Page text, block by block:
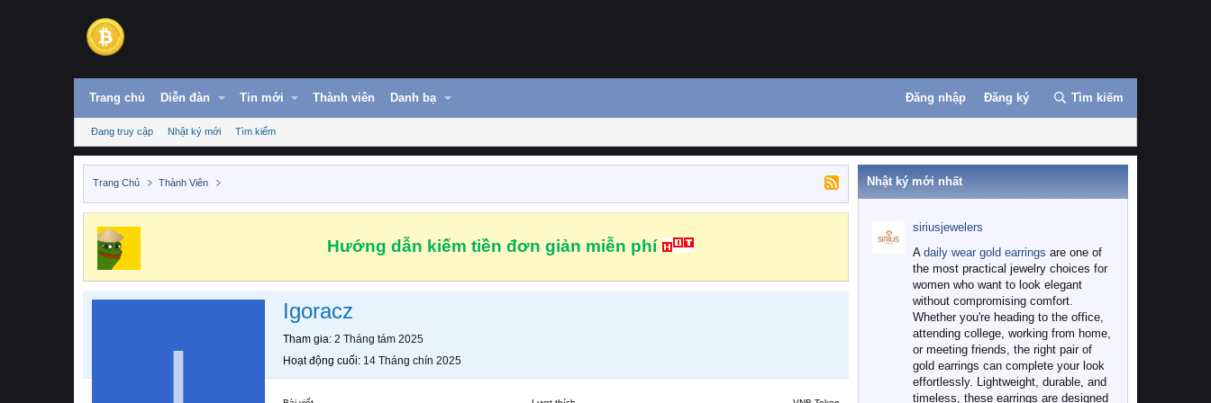
Trang chủ Diễn đàn Tin mới Thành viên Danh bạ Đăng nhập Đăng ký Tìm kiếm
Đang truy cập Nhật ký mới Tìm kiếm
Trang Chủ Thành Viên
Hướng dẫn kiếm tiền đơn giản miễn phí
Igoracz
Tham gia 2 Tháng tám 2025
Hoạt động cuối 14 Tháng chín 2025
Nhật ký mới nhất
siriusjewelers
A daily wear gold earrings are one of
the most practical jewelry choices for
women who want to look elegant
without compromising comfort.
Whether you're heading to the office,
attending college, working from home,
or meeting friends, the right pair of
gold earrings can complete your look
effortlessly. Lightweight, durable, and
timeless, these earrings are designed